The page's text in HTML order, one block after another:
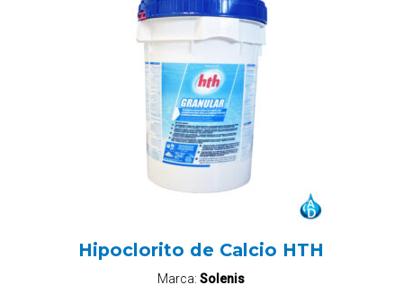
Hipoclorito de Calcio HTH
Marca:Solenis